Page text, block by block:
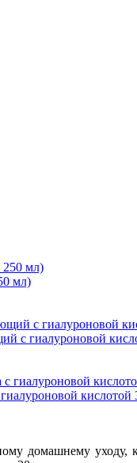
мл)
с гиалуроновой
кислотой
домашнему